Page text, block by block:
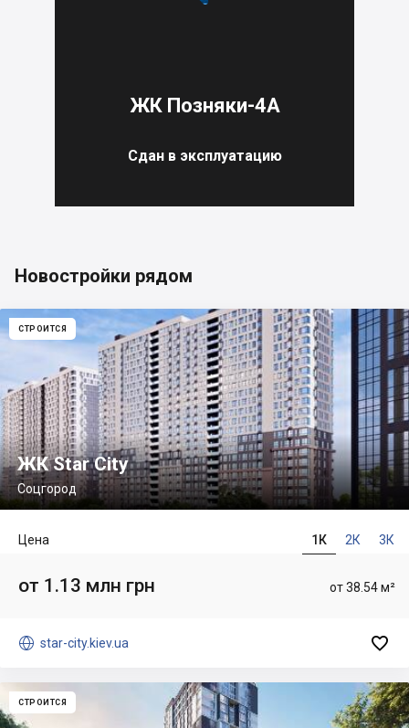
ЖК Позняки-4А
Сдан в эксплуатацию
Новостройки рядом
СТРОИТСЯ
ЖК Star City
Соцгород
1К 2К 3К
Цена
от 38.54 м²
от 1.13 млн грн
 star-city.kiev.ua 
СТРОИТСЯ